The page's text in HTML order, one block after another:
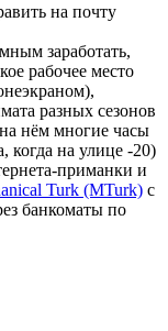
на почту
заработать,
рабочее место
разных сезонов
нём многие часы
когда на улице -20)
приманки и
Turk (MTurk) с
банкоматы по